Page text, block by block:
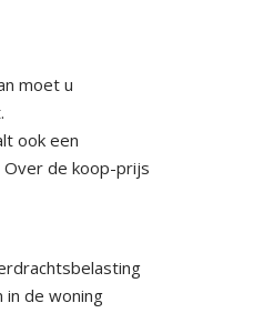
moet u
ook een
de koop-prijs
in de woning